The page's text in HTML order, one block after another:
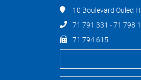
10 Boulevard Ouled
71 791 331 - 71 798
71 794 615